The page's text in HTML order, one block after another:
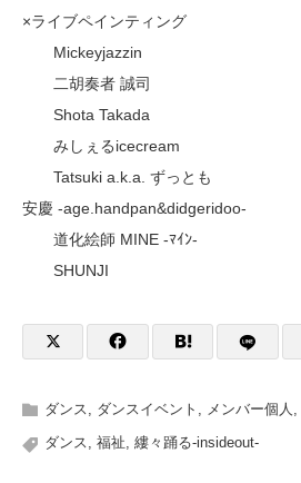
×ライブペインティング
Mickeyjazzin
二胡奏者 誠司
Shota Takada
みしぇるicecream
Tatsuki a.k.a. ずっとも
安慶 -age.handpan&didgeridoo-
道化絵師 MINE -ﾏｲﾝ-
SHUNJI
ダンス ダンスイベント メンバー個人
ダンス
福祉 縷々踊る-insideout-